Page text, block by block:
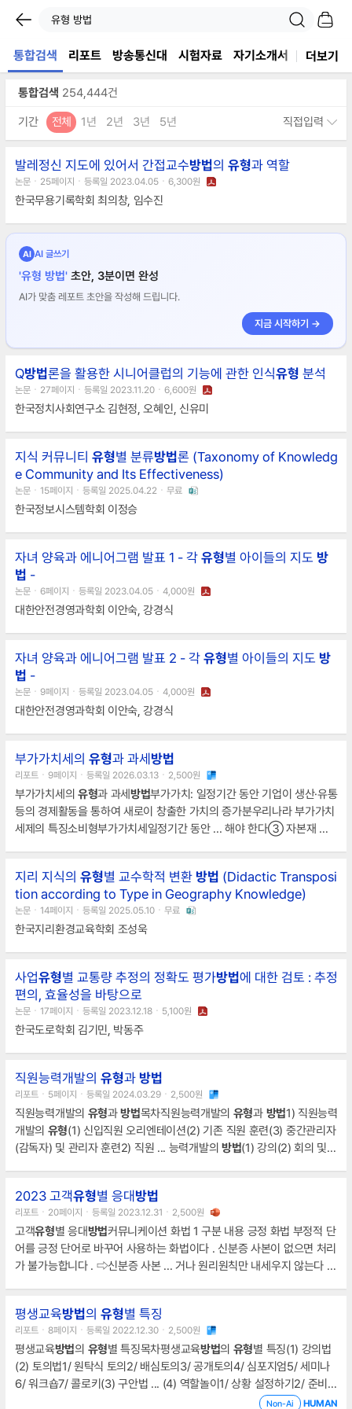
통합검색 리포트 방송통신대 시험자료 자기소개서 논문 서
더보기
통합검색 254,444건
기간 전체 1년 2년 3년 5년 직접입력
발레정신 지도에 있어서 간접교수방법의 유형과 역할
논문ㆍ25페이지ㆍ등록일 2023.04.05ㆍ6,300원
한국무용기록학회 최의창, 임수진
AI AI 글쓰기
'유형 방법' 초안, 3분이면 완성
AI가 맞춤 레포트 초안을 작성해 드립니다.
지금 시작하기 →
Q방법론을 활용한 시니어클럽의 기능에 관한 인식유형 분석
논문ㆍ27페이지ㆍ등록일 2023.11.20ㆍ6,600원
한국정치사회연구소 김현정, 오혜인, 신유미
지식 커뮤니티 유형별 분류방법론 (Taxonomy of Knowledg
e Community and Its Effectiveness)
논문ㆍ15페이지ㆍ등록일 2025.04.22ㆍ무료
한국정보시스템학회 이정승
자녀 양육과 에니어그램 발표 1 - 각 유형별 아이들의 지도 방
법 -
논문ㆍ6페이지ㆍ등록일 2023.04.05ㆍ4,000원
대한안전경영과학회 이안숙, 강경식
자녀 양육과 에니어그램 발표 2 - 각 유형별 아이들의 지도 방
법 -
논문ㆍ9페이지ㆍ등록일 2023.04.05ㆍ4,000원
대한안전경영과학회 이안숙, 강경식
부가가치세의 유형과 과세 방법
리포트ㆍ9페이지ㆍ등록일 2026.03.13ㆍ2,500원
부가가치세의 유형과 과세방법부가가치: 일정기간 동안 기업이 생산·유통
등의 경제활동을 통하여 새로이 창출한 가치의 증가분우리나라 부가가치
세제의 특징소비형부가가치세일정기간 동안 ... 해야 한다③ 자본재 매
가치세의 계산 방법... 와는 구별된다.다단계과세방식부가가치세는 재화
나 용역에 대한 생산, 유통에 이르기까지 각 거래단계마다 창출한 부가가
치에 과세하는 다단계 과세방식을 따른다.1. 부가가치세의
지리 지식의 유형별 교수학적 변환 방법 (Didactic Transposi
tion according to Type in Geography Knowledge)
논문ㆍ14페이지ㆍ등록일 2025.05.10ㆍ무료
한국지리환경교육학회 조성욱
사업유형별 교통량 추정의 정확도 평가방법에 대한 검토 : 추정
편의, 효율성을 바탕으로
논문ㆍ17페이지ㆍ등록일 2023.12.18ㆍ5,100원
한국도로학회 김기민, 박동주
직원능력개발의 유형과 방법
리포트ㆍ5페이지ㆍ등록일 2024.03.29ㆍ2,500원
직원능력개발의 유형과방법목차직원능력개발의 유형과 방법1) 직원능력
개발의 유형(1) 신입직원 오리엔테이션(2) 기존 직원 훈련(3) 중간관리자
(감독자) 및 관리자 훈련2) 직원 ... 능력개발의 방법(1) 강의(2) 회의 및
교육이 효과적인 서비스 제공에 영향을 미치기 때문이다.1) 직원능력개발
의유형 (1) 신입직원 오리엔테이션신규로 채용된 직원에게 조직이나 기관
의 정책이나 규정, 업무 형태, 근무
2023 고객유형별 응대방법
리포트ㆍ20페이지ㆍ등록일 2023.12.31ㆍ2,500원
고객유형별 응대방법커뮤니케이션 화법 1 구분 내용 긍정 화법 부정적 단
어를 긍정 단어로 바꾸어 사용하는 화법이다 . 신분증 사본이 없으면 처리
가 불가능합니다 . ⇨신분증 사본 ... 거나 원리원칙만 내세우지 않는다 .
를 제시하여 설명한다 . - 상급 책임자에게 응대케 하는 것도 도움이 된다
. - 조금 전에 말씀드렸잖아요 , 의심이 많으시네요 라는 말은 삼간다 .고
객유형별 응대방법4 온순
평생교육방법의 유형별 특징
리포트ㆍ8페이지ㆍ등록일 2022.12.30ㆍ2,500원
평생교육방법의 유형별 특징목차평생교육방법의 유형별 특징(1) 강의법
(2) 토의법1/ 원탁식 토의2/ 배심토의3/ 공개토의4/ 심포지엄5/ 세미나
6/ 워크숍7/ 콜로키(3) 구안법 ... (4) 역할놀이1/ 상황 설정하기2/ 준비
및 연습3/ 실연하기4/ 평가하기(5) 브레인스토밍* 참고문헌평생교육방
Non-Ai HUMAN